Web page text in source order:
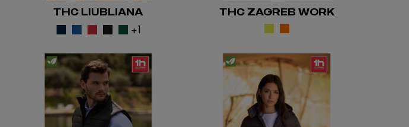
THC LIUBLIANA
+1
THC ZAGREB WORK